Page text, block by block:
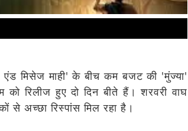
मिसेज माही' के बीच कम बजट की 'मुंज्या'
रिलीज हुए दो दिन बीते हैं। शरवरी वाघ
से अच्छा रिस्पांस मिल रहा है।